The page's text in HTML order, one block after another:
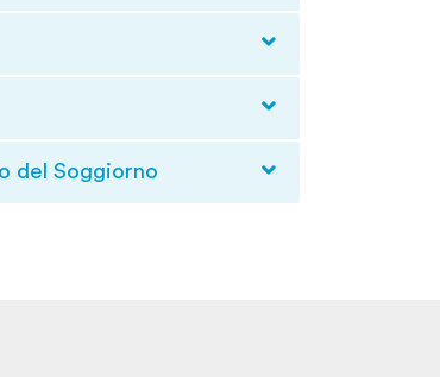
del Soggiorno